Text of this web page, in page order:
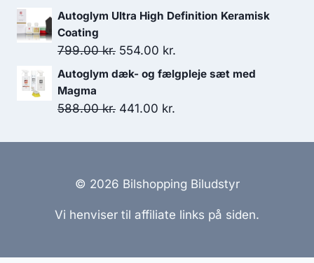
Autoglym Ultra High Definition Keramisk
Coating
799.00kr. Den
oprindelige
var:
554.00 kr.
aktuelle
Autoglym dæk- og fælgpleje sæt med
Magma
588.00kr. Den
pris
588.00 kr..
441.00 kr.
pris
441.00 kr..
© 2026 Bilshopping Biludstyr
Vi henviser til affiliate links på siden.